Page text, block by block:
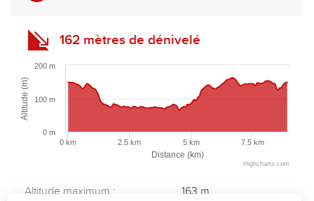
162 mètres de dénivelé
Distance (km)
Altitude (m)
0 km 2.5 km 5 km 7.5 km
100 m
200 m
0 m
Highcharts.com
Altitude maximum :
163 m